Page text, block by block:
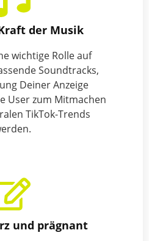
der Musik
wichtige Rolle auf
Soundtracks,
Deiner Anzeige
User zum Mitmachen
TikTok-Trends
und prägnant